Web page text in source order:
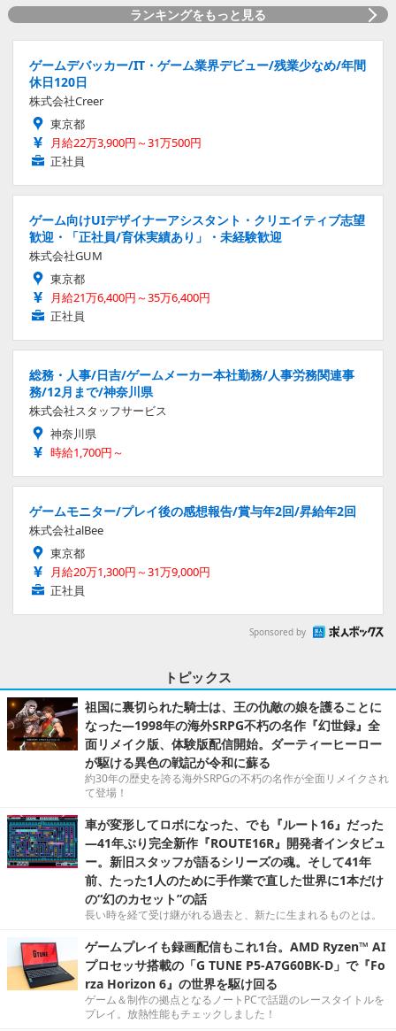
ランキングをもっと見る
ゲームデバッカー/IT・ゲーム業界デビュー/残業少なめ/年間
休日120日
株式会社Creer
東京都
月給22万3,900円～31万500円
正社員
ゲーム向けUIデザイナーアシスタント・クリエイティブ志望
歓迎・「正社員/育休実績あり」・未経験歓迎
株式会社GUM
東京都
月給21万6,400円～35万6,400円
正社員
総務・人事/日吉/ゲームメーカー本社勤務/人事労務関連事
務/12月まで/神奈川県
株式会社スタッフサービス
神奈川県
時給1,700円～
ゲームモニター/プレイ後の感想報告/賞与年2回/昇給年2回
株式会社alBee
東京都
月給20万1,300円～31万9,000円
正社員
Sponsored by
トピックス
祖国に裏切られた騎士は、王の仇敵の娘を護ることに
なった―1998年の海外SRPG不朽の名作『幻世録』全
面リメイク版、体験版配信開始。ダーティーヒーロー
が駆ける異色の戦記が令和に蘇る
約30年の歴史を誇る海外SRPGの不朽の名作が全面リメイクされ
て登場！
車が変形してロボになった、でも『ルート16』だった
―41年ぶり完全新作『ROUTE16R』開発者インタビュ
ー。新旧スタッフが語るシリーズの魂。そして41年
前、たった1人のために手作業で直した世界に1本だけ
の“幻のカセット”の話
長い時を経て受け継がれる過去と、新たに生まれるものとは。
ゲームプレイも録画配信もこれ1台。AMD Ryzen™ AI
プロセッサ搭載の「G TUNE P5-A7G60BK-D」で『Fo
rza Horizon 6』の世界を駆け回る
ゲーム＆制作の拠点となるノートPCで話題のレースタイトルを
プレイ。放熱性能もチェックしました！